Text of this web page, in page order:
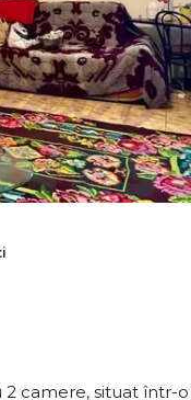
camere, situat într-